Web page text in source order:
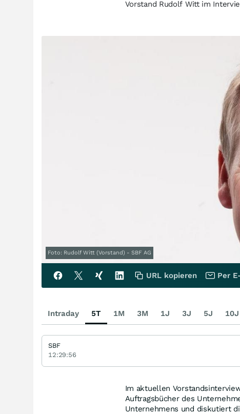
Vorstand Rudolf Witt im
Foto: Rudolf Witt (Vorstand) - SBF AG
Im aktuellen
Auftragsbücher des
Unternehmens und diskutiert
URL kopieren Per
Intraday 5T 1M 3M 1J 3J 5J 10J
SBF
12:29:56